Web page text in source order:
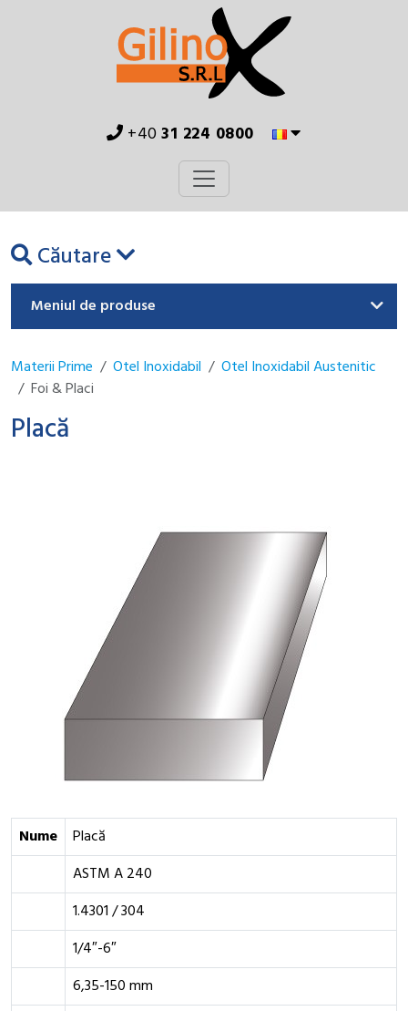
+4031 224 0800
Căutare
Meniul de produse
Materii Prime Otel Inoxidabil
Otel Inoxidabil Austenitic
Foi & Placi
Placă
Nume
Placă
ASTM A 240
1.4301 / 304
1/4″-6″
6,35-150 mm